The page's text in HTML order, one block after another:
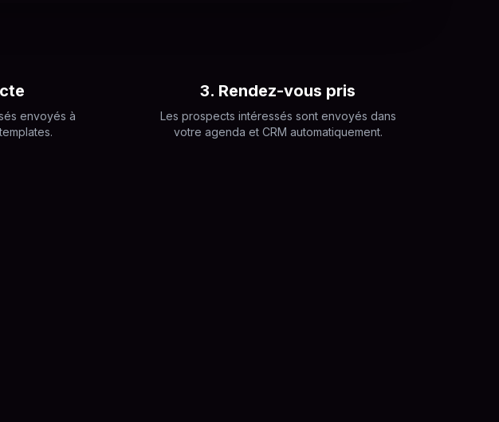
envoyés à
3. Rendez-vous pris
Les prospects intéressés sont envoyés dans
votre agenda et CRM automatiquement.